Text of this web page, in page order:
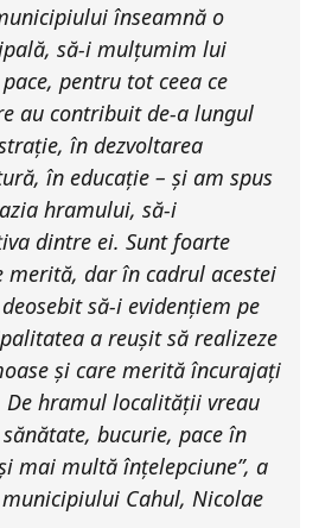
înseamnă o
să-i mulțumim lui
pentru tot ceea ce
au contribuit de-a lungul
în dezvoltarea
în educație – și am spus
hramului, să-i
dintre ei. Sunt foarte
dar în cadrul acestei
să-i evidențiem pe
a reușit să realizeze
și care merită încurajați
De hramul localității vreau
bucurie, pace în
mai multă înțelepciune”, a
Cahul, Nicolae